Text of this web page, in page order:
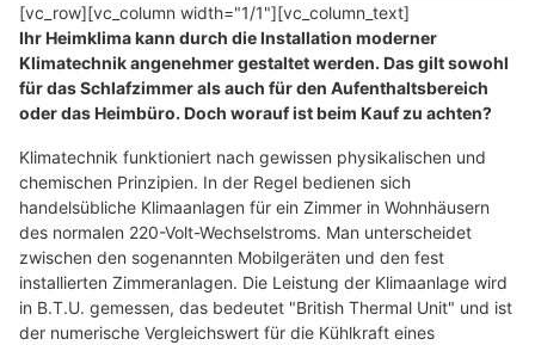
[vc_row][vc_column width="1/1"][vc_column_text]
Ihr Heimklima kann durch die Installation moderner
Klimatechnik angenehmer gestaltet werden. Das gilt sowohl
für das Schlafzimmer als auch für den Aufenthaltsbereich
oder das Heimbüro. Doch worauf ist beim Kauf zu achten?
Klimatechnik funktioniert nach gewissen physikalischen und
chemischen Prinzipien. In der Regel bedienen sich
handelsübliche Klimaanlagen für ein Zimmer in Wohnhäusern
des normalen 220-Volt-Wechselstroms. Man unterscheidet
zwischen den sogenannten Mobilgeräten und den fest
installierten Zimmeranlagen. Die Leistung der Klimaanlage wird
in B.T.U. gemessen, das bedeutet "British Thermal Unit" und ist
der numerische Vergleichswert für die Kühlkraft eines